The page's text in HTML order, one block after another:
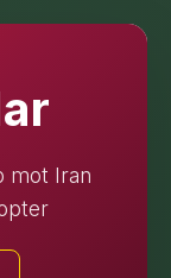
mot Iran